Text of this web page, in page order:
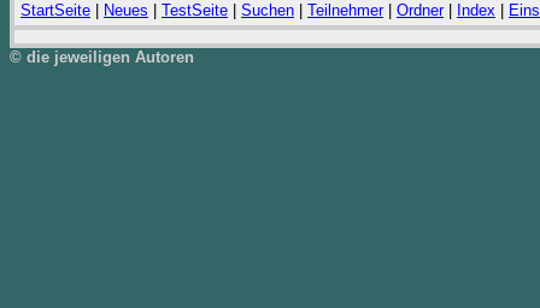
StartSeite Neues TestSeite Suchen Teilnehmer| Ordner| Index
© die jeweiligen Autoren